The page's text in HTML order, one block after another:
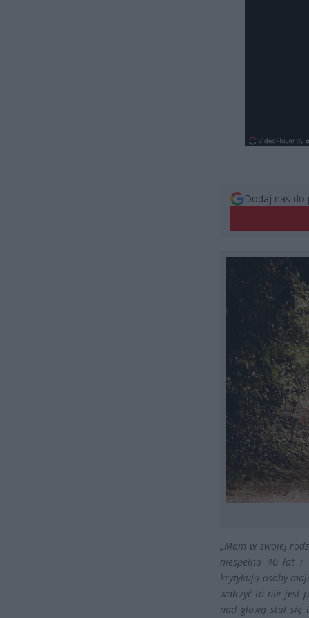
Dodaj nas do
„Mam w swojej
niespełna 40 lat
krytykują osoby
walczyć to nie jest
nad głową stał się